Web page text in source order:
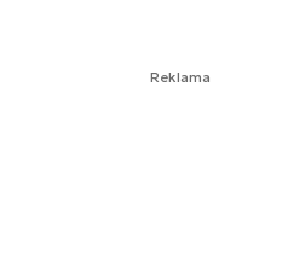
Reklama